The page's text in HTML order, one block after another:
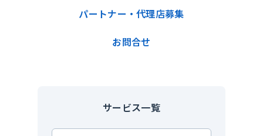
パートナー・代理店募集
お問合せ
サービス一覧